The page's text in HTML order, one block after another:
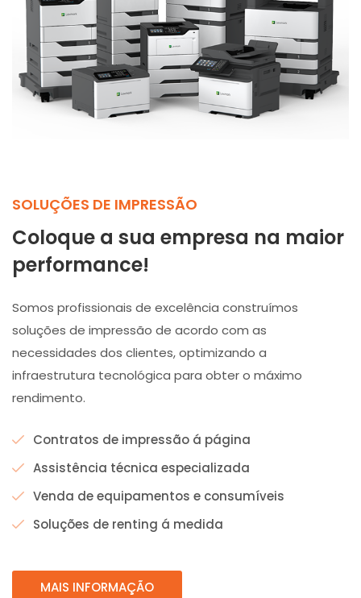
SOLUÇÕES DE IMPRESSÃO
Coloque a sua empresa na maior
performance!
Somos profissionais de excelência construímos
soluções de impressão de acordo com as
necessidades dos clientes, optimizando a
infraestrutura tecnológica para obter o máximo
rendimento.
Contratos de impressão á página
Assistência técnica especializada
Venda de equipamentos e consumíveis
Soluções de renting á medida
MAIS INFORMAÇÃO